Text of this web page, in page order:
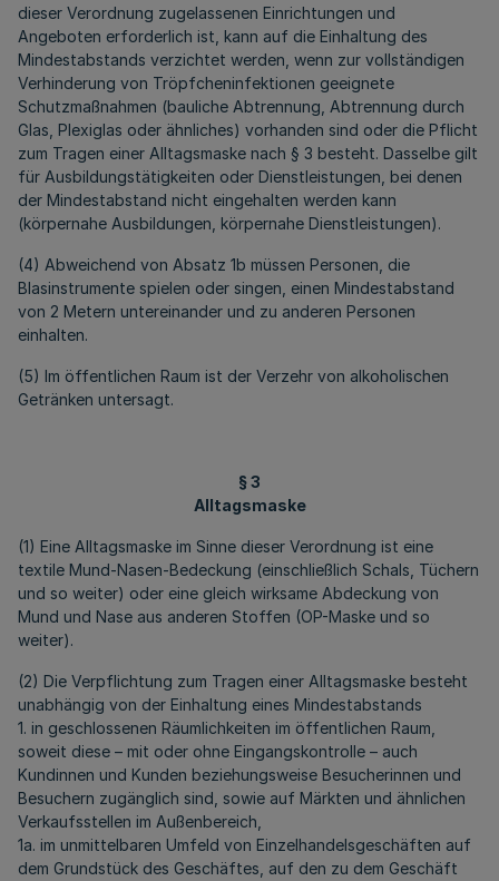
dieser Verordnung zugelassenen Einrichtungen und
Angeboten erforderlich ist, kann auf die Einhaltung des
Mindestabstands verzichtet werden, wenn zur vollständigen
Verhinderung von Tröpfcheninfektionen geeignete
Schutzmaßnahmen (bauliche Abtrennung, Abtrennung durch
Glas, Plexiglas oder ähnliches) vorhanden sind oder die Pflicht
zum Tragen einer Alltagsmaske nach § 3 besteht. Dasselbe gilt
für Ausbildungstätigkeiten oder Dienstleistungen, bei denen
der Mindestabstand nicht eingehalten werden kann
(körpernahe Ausbildungen, körpernahe Dienstleistungen).
(4) Abweichend von Absatz 1b müssen Personen, die
Blasinstrumente spielen oder singen, einen Mindestabstand
von 2 Metern untereinander und zu anderen Personen
einhalten.
(5) Im öffentlichen Raum ist der Verzehr von alkoholischen
Getränken untersagt.
§ 3
Alltagsmaske
(1) Eine Alltagsmaske im Sinne dieser Verordnung ist eine
textile Mund-Nasen-Bedeckung (einschließlich Schals, Tüchern
und so weiter) oder eine gleich wirksame Abdeckung von
Mund und Nase aus anderen Stoffen (OP-Maske und so
weiter).
(2) Die Verpflichtung zum Tragen einer Alltagsmaske besteht
unabhängig von der Einhaltung eines Mindestabstands
1. in geschlossenen Räumlichkeiten im öffentlichen Raum,
soweit diese – mit oder ohne Eingangskontrolle – auch
Kundinnen und Kunden beziehungsweise Besucherinnen und
Besuchern zugänglich sind, sowie auf Märkten und ähnlichen
Verkaufsstellen im Außenbereich,
1a. im unmittelbaren Umfeld von Einzelhandelsgeschäften auf
dem Grundstück des Geschäftes, auf den zu dem Geschäft